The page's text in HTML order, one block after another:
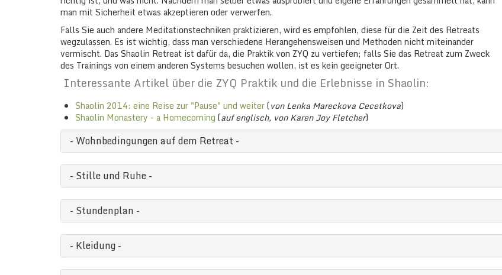
man mit Sicherheit etwas akzeptieren oder verwerfen.
Falls Sie auch andere Meditationstechniken praktizieren, wird es empfohlen, diese für die Zeit des Retreats
wegzulassen. Es ist wichtig, dass man verschiedene Herangehensweisen und Methoden nicht miteinander
vermischt. Das Shaolin Retreat ist dafür da, die Praktik von ZYQ zu vertiefen; falls Sie das Retreat zum Zweck
des Trainings von einem anderen Systems besuchen wollen, ist es kein geeigneter Ort.
Interessante Artikel über die ZYQ Praktik und die Erlebnisse in Shaolin:
Shaolin 2014: eine Reise zur "Pause" und weiter(von Lenka Mareckova Cecetkova)
Shaolin Monastery - a Homecoming (auf englisch, von Karen Joy Fletcher)
Wohnbedingungen auf dem Retreat
Stille und Ruhe
Stundenplan
Kleidung